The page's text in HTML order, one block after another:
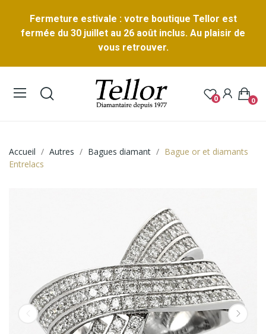
Fermeture estivale : votre boutique Tellor est
fermée du 30 juillet au 26 août inclus. Au plaisir de
vous retrouver.
0 0
Accueil Autres Bagues diamant
Bague or et diamants
Entrelacs